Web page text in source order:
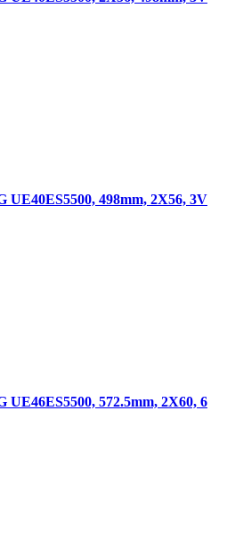
UE40ES5500, 498mm, 2X56, 3V
572.5mm, 2X60, 6